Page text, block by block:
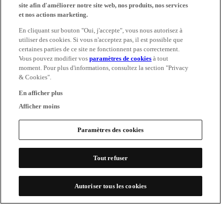
site afin d'améliorer notre site web, nos produits, nos services
et nos actions marketing.
En cliquant sur bouton "Oui, j'accepte", vous nous autorisez à
utiliser des cookies. Si vous n'acceptez pas, il est possible que
certaines parties de ce site ne fonctionnent pas correctement.
Vous pouvez modifier vosparamètres de cookies à tout
moment. Pour plus d'informations, consultez la section "Privacy
& Cookies".
En afficher plus
Afficher moins
Paramètres des cookies
Tout refuser
Autoriser tous les cookies